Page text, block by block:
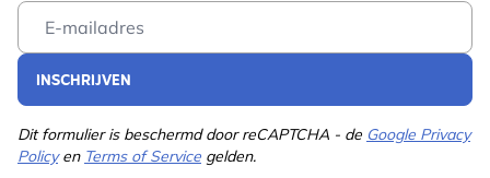
Email Address
INSCHRIJVEN
Dit formulier is beschermd door reCAPTCHA - de Google Privacy
Policyen Terms of Service gelden.